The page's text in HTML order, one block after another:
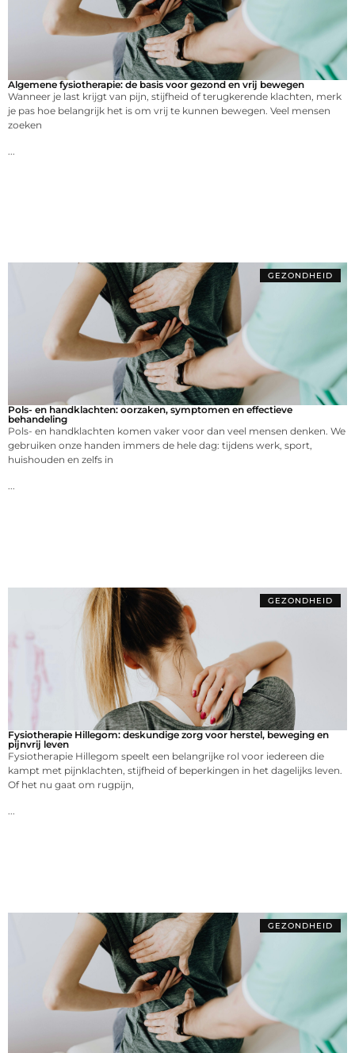
Algemene fysiotherapie: de basis voor gezond en vrij bewegen
Wanneer je last krijgt van pijn, stijfheid of terugkerende klachten, merk
je pas hoe belangrijk het is om vrij te kunnen bewegen. Veel mensen
zoeken
GEZONDHEID
Pols- en handklachten: oorzaken, symptomen en effectieve
behandeling
Pols- en handklachten komen vaker voor dan veel mensen denken. We
gebruiken onze handen immers de hele dag: tijdens werk, sport,
huishouden en zelfs in
GEZONDHEID
Fysiotherapie Hillegom: deskundige zorg voor herstel, beweging en
pijnvrij leven
Fysiotherapie Hillegom speelt een belangrijke rol voor iedereen die
kampt met pijnklachten, stijfheid of beperkingen in het dagelijks leven.
Of het nu gaat om rugpijn,
GEZONDHEID